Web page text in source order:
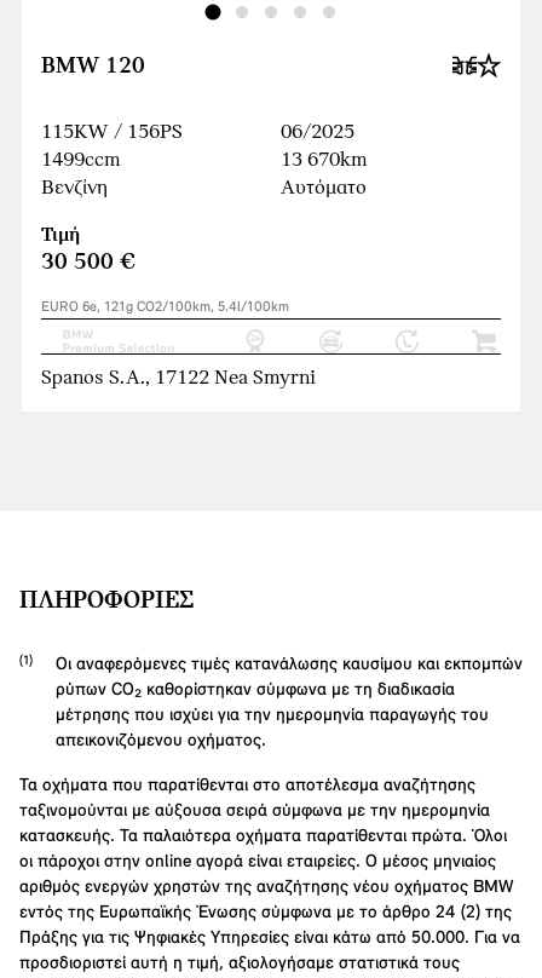
BMW 120
115KW / 156PS
1499ccm
Βενζίνη
06/2025
13 670km
Αυτόματο
Τιμή
30 500 €
EURO 6e, 121g CO2/100km, 5.4l/100km
Spanos S.A., 17122 Nea Smyrni
ΠΛΗΡΟΦΟΡΊΕΣ
Οι αναφερόμενες τιμές κατανάλωσης καυσίμου και εκπομπών
ρύπων CO₂ καθορίστηκαν σύμφωνα με τη διαδικασία
μέτρησης που ισχύει για την ημερομηνία παραγωγής του
απεικονιζόμενου οχήματος.
Τα οχήματα που παρατίθενται στο αποτέλεσμα αναζήτησης
ταξινομούνται με αύξουσα σειρά σύμφωνα με την ημερομηνία
κατασκευής. Τα παλαιότερα οχήματα παρατίθενται πρώτα. Όλοι
οι πάροχοι στην online αγορά είναι εταιρείες. Ο μέσος μηνιαίος
αριθμός ενεργών χρηστών της αναζήτησης νέου οχήματος BMW
εντός της Ευρωπαϊκής Ένωσης σύμφωνα με το άρθρο 24 (2) της
Πράξης για τις Ψηφιακές Υπηρεσίες είναι κάτω από 50.000. Για να
προσδιοριστεί αυτή η τιμή, αξιολογήσαμε στατιστικά τους